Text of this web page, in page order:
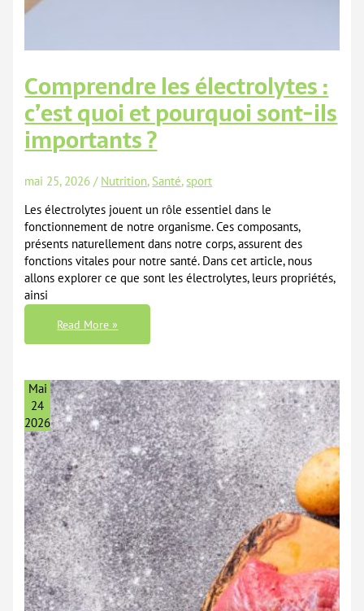
Comprendre les électrolytes :
c’est quoi et pourquoi sont-ils
importants ?
mai 25, 2026/ Nutrition, Santé, sport
Les électrolytes jouent un rôle essentiel dans le
fonctionnement de notre organisme. Ces composants,
présents naturellement dans notre corps, assurent des
fonctions vitales pour notre santé. Dans cet article, nous
allons explorer ce que sont les électrolytes, leurs propriétés,
ainsi
Comprendre
Les
Électrolytes
Et
Pourquoi
Sont-
Ils
Importants
?
Read More »
Mai
24
2026